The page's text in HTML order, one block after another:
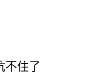
不住了